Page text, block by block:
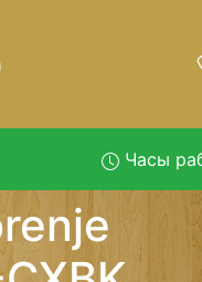
Часы
XS-